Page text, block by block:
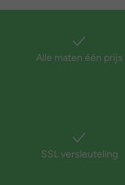
Alle maten één prijs
SSL versleuteling